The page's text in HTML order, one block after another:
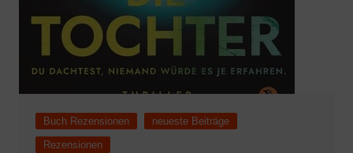
Buch Rezensionen
neueste Beiträge
Rezensionen